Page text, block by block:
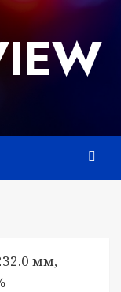
мм,